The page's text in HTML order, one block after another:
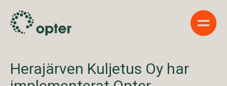
Show
Herajärven Kuljetus Oy har